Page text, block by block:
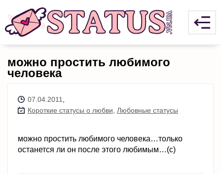
можно простить любимого
человека
07.04.2011
Короткие статусы о любви
Любовные статусы
можно простить любимого человека…только
останется ли он после этого любимым…(с)